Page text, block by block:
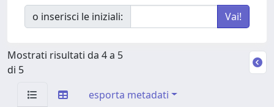
o inserisci le iniziali:
Mostrati risultati da 4 a 5
di 5
esporta metadati